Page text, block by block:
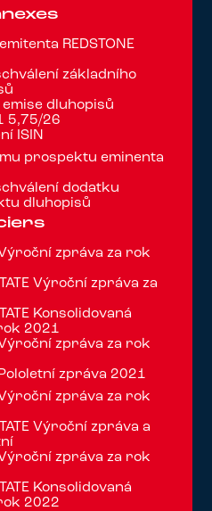
REDSTONE
základního
dluhopisů
5,75/26
ISIN
prospektu eminenta
dodatku
dluhopisů
Výroční zpráva za rok
Výroční zpráva za
Konsolidovaná
2021
Výroční zpráva za rok
Pololetní zpráva 2021
Výroční zpráva za rok
Výroční zpráva a
Výroční zpráva za rok
Konsolidovaná
2022